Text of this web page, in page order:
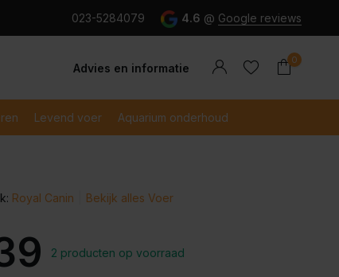
snel betaald met iDeal
023-5284079 4.6 @ Google reviews
Advies en informatie
Account
0
Levend voer Aquarium onderhoud
Royal Canin Bekijk alles Voer
2 producten op voorraad